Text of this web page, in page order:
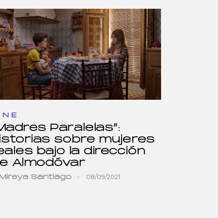
Paralelas”:
sobre mujeres
bajo la dirección
Almodóvar
Santiago 08/09/2021